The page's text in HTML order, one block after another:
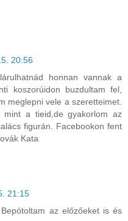
20:56
honnan vannak a
koszorúidon buzdultam fel,
meglepni vele a szeretteimet.
mint a tieid,de gyakorlom az
figurán. Facebookon fent
Kata
21:15
az előzőeket is és